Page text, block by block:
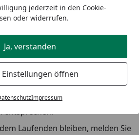
jederzeit in den Cookie-
oder widerrufen.
Ja, verstanden
Einstellungen öffnen
Impressum
Sonderaktionen, die
vorbehalten sind. Darüber
Garten, Wohnen und
regelmäßig in Ihr Postfach und
zugeschnitten. Das
erhalten nur die Informationen,
entsprechen.
Laufenden bleiben, melden Sie